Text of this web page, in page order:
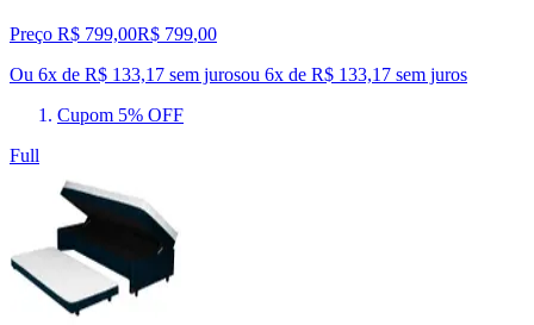
Preço R$ 799,00R$ 799,00
Ou 6x de R$ 133,17 sem jurosou 6x de R$ 133,17 sem juros
Cupom 5% OFF
Full